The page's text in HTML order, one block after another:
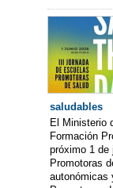
saludables
El Ministerio
Formación
próximo 1 de
Promotoras
autonómicas